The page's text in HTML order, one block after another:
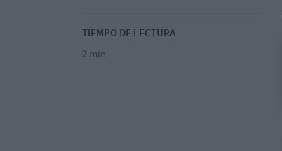
TIEMPO DE LECTURA
2 min